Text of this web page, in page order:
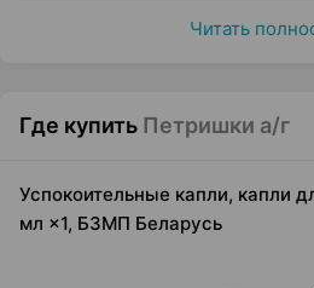
Читать
Где купить Петришки а/г
Успокоительные капли, капли
мл ×1, БЗМП Беларусь